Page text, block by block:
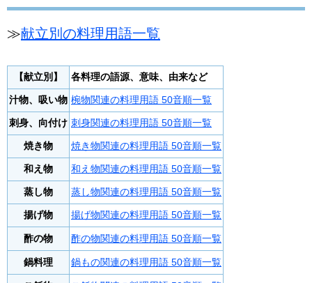
≫献立別の料理用語一覧
【献立別】 各料理の語源、意味、由来など
汁物、吸い物 椀物関連の料理用語 50音順一覧
刺身、向付け 刺身関連の料理用語 50音順一覧
焼き物 焼き物関連の料理用語 50音順一覧
和え物 和え物関連の料理用語 50音順一覧
蒸し物 蒸し物関連の料理用語 50音順一覧
揚げ物 揚げ物関連の料理用語 50音順一覧
酢の物 酢の物関連の料理用語 50音順一覧
鍋料理 鍋もの関連の料理用語 50音順一覧